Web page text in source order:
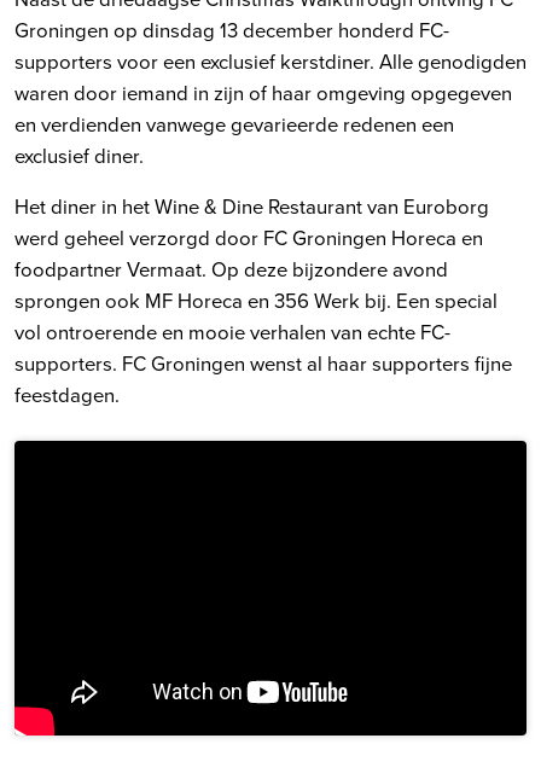
Groningen op dinsdag 13 december honderd FC-
supporters voor een exclusief kerstdiner. Alle genodigden
waren door iemand in zijn of haar omgeving opgegeven
en verdienden vanwege gevarieerde redenen een
exclusief diner.
Het diner in het Wine & Dine Restaurant van Euroborg
werd geheel verzorgd door FC Groningen Horeca en
foodpartner Vermaat. Op deze bijzondere avond
sprongen ook MF Horeca en 356 Werk bij. Een special
vol ontroerende en mooie verhalen van echte FC-
supporters. FC Groningen wenst al haar supporters fijne
feestdagen.